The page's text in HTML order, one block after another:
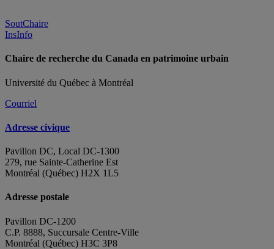
SoutChaire
InsInfo
Chaire de recherche du Canada en patrimoine urbain
Université du Québec à Montréal
Courriel
Adresse civique
Pavillon DC, Local DC-1300
279, rue Sainte-Catherine Est
Montréal (Québec) H2X 1L5
Adresse postale
Pavillon DC-1200
C.P. 8888, Succursale Centre-Ville
Montréal (Québec) H3C 3P8